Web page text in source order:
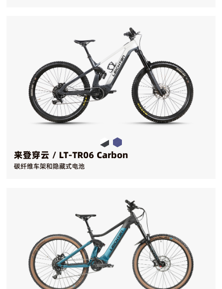
来登穿云 / LT-TR06 Carbon
碳纤维车架和隐藏式电池